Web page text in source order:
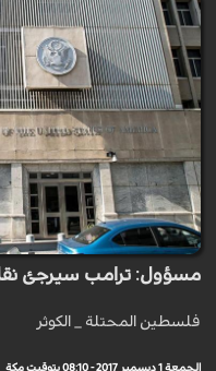
مسؤول: ترامب سيرجئ نقل
فلسطين المحتلة _ الكوثر
الجمعة 1 ديسمبر 2017 - 08:10 بتوقيت مكة